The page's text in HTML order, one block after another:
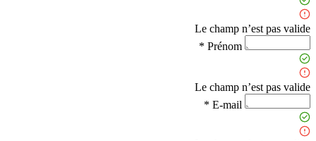
Le champ n’est pas valide
Prénom *
Le champ n’est pas valide
E-mail *